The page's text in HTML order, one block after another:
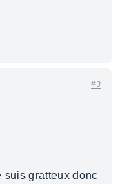
#3
suis gratteux donc